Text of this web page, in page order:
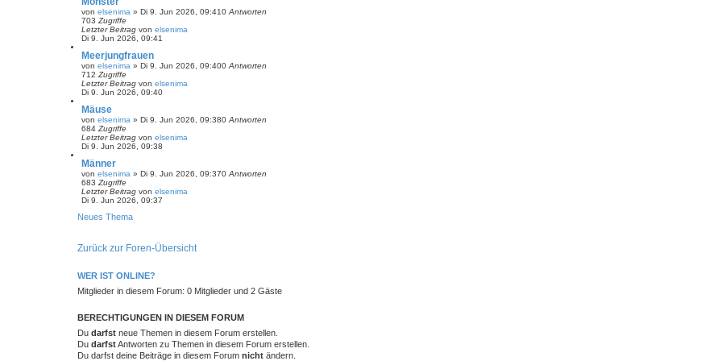
von elsenima » Di 9. Jun 2026, 09:410 Antworten
703 Zugriffe
Letzter Beitrag von elsenima
Di 9. Jun 2026, 09:41
Meerjungfrauen
von elsenima » Di 9. Jun 2026, 09:400 Antworten
712 Zugriffe
Letzter Beitrag von elsenima
Di 9. Jun 2026, 09:40
Mäuse
von elsenima » Di 9. Jun 2026, 09:380 Antworten
684 Zugriffe
Letzter Beitrag von elsenima
Di 9. Jun 2026, 09:38
Männer
von elsenima » Di 9. Jun 2026, 09:370 Antworten
683 Zugriffe
Letzter Beitrag von elsenima
Di 9. Jun 2026, 09:37
Neues Thema
Zurück zur Foren-Übersicht
WER IST ONLINE?
Mitglieder in diesem Forum: 0 Mitglieder und 2 Gäste
BERECHTIGUNGEN IN DIESEM FORUM
Du darfst neue Themen in diesem Forum erstellen.
Du darfstAntworten zu Themen in diesem Forum erstellen.
Du darfst deine Beiträge in diesem Forum nicht ändern.